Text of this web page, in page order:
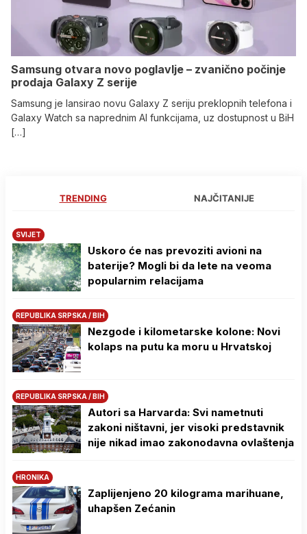
Samsung otvara novo poglavlje – zvanično počinje
prodaja Galaxy Z serije
Samsung je lansirao novu Galaxy Z seriju preklopnih telefona i
Galaxy Watch sa naprednim AI funkcijama, uz dostupnost u BiH
[…]
TRENDING NAJČITANIJE
SVIJET
Uskoro će nas prevoziti avioni na
baterije? Mogli bi da lete na veoma
popularnim relacijama
REPUBLIKA SRPSKA / BIH
Nezgode i kilometarske kolone: Novi
kolaps na putu ka moru u Hrvatskoj
REPUBLIKA SRPSKA / BIH
Autori sa Harvarda: Svi nametnuti
zakoni ništavni, jer visoki predstavnik
nije nikad imao zakonodavna ovlaštenja
HRONIKA
Zaplijenjeno 20 kilograma marihuane,
uhapšen Zećanin